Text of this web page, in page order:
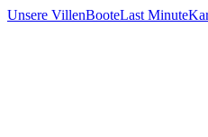
Unsere VillenBooteLast Minute